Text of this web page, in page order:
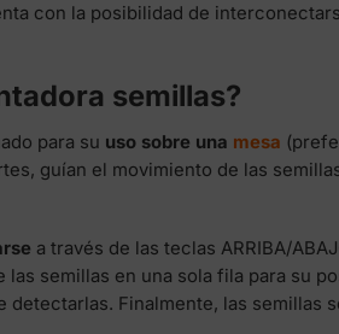
con la posibilidad de
semillas?
para su uso sobre una mesa
guían el movimiento de las
a través de las teclas ARRIBA/
semillas en una sola fila para su
Finalmente, las semillas